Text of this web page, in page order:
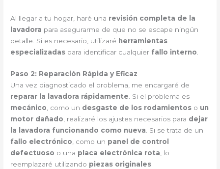
Al llegar a tu hogar, haré una revisión completa de la
lavadora para asegurarme de que no se escape ningún
detalle. Si es necesario, utilizaré herramientas
especializadas para identificar cualquier fallo interno
Paso 2: Reparación Rápida y Eficaz
Una vez diagnosticado el problema, me encargaré de
reparar la lavadora rápidamente. Si el problema es
mecánico, como un desgaste de los rodamientos o un
motor dañado, realizaré los ajustes necesarios para dejar
la lavadora funcionando como nueva. Si se trata de un
fallo electrónico, como un panel de control
defectuoso o una placa electrónica rota, lo
reemplazaré utilizando piezas originales.